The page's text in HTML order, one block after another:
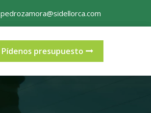
pedrozamora@sidellorca.com
Pídenos presupuesto